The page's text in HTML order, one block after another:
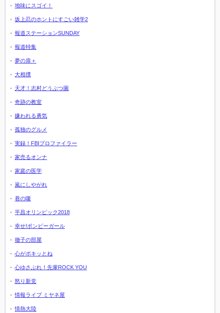
地味にスゴイ！
坂上忍のホントにすごい雑学2
報道ステーションSUNDAY
報道特集
夢の扉＋
大相撲
天才！志村どうぶつ園
奇跡の教室
嫌われる勇気
孤独のグルメ
実録！FBIプロファイラー
家売るオンナ
家庭の医学
嵐にしやがれ
巷の噺
平昌オリンピック2018
幸せ!ボンビーガール
徹子の部屋
心がポキッとね
心ゆさぶれ！先輩ROCK YOU
怒り新党
情報ライブ ミヤネ屋
情熱大陸